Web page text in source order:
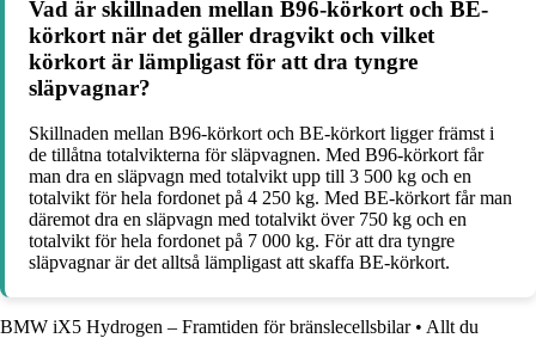
Vad är skillnaden mellan B96-körkort och BE-
körkort när det gäller dragvikt och vilket
körkort är lämpligast för att dra tyngre
släpvagnar?
Skillnaden mellan B96-körkort och BE-körkort ligger främst i
de tillåtna totalvikterna för släpvagnen. Med B96-körkort får
man dra en släpvagn med totalvikt upp till 3 500 kg och en
totalvikt för hela fordonet på 4 250 kg. Med BE-körkort får man
däremot dra en släpvagn med totalvikt över 750 kg och en
totalvikt för hela fordonet på 7 000 kg. För att dra tyngre
släpvagnar är det alltså lämpligast att skaffa BE-körkort.
BMW iX5 Hydrogen – Framtiden för bränslecellsbilar• Allt du